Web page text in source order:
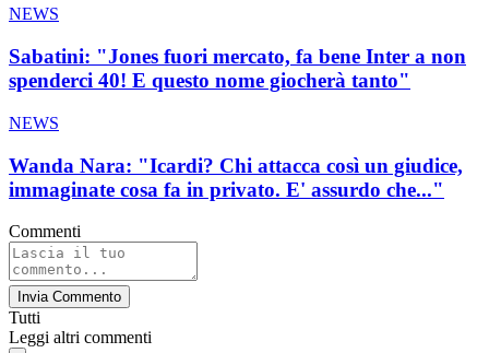
NEWS
Sabatini: "Jones fuori mercato, fa bene Inter a non
spenderci 40! E questo nome giocherà tanto"
NEWS
Wanda Nara: "Icardi? Chi attacca così un giudice,
immaginate cosa fa in privato. E' assurdo che..."
Commenti
Invia Commento
Tutti
Leggi altri commenti